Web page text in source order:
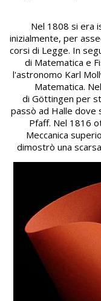
Nel 1808 si era
inizialmente, per
corsi di Legge. In
di Matematica e
l'astronomo Karl
Matematica.
di Göttingen per
passò ad Halle dove
Pfaff. Nel 1816
Meccanica
dimostrò una